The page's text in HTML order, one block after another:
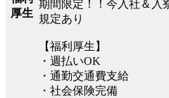
厚生
期間限定！！今入社＆入
規定あり
【福利厚生】
・週払いOK
・通勤交通費支給
・社会保険完備